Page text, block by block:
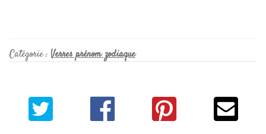
Catégorie : Verres prénom zodiaque